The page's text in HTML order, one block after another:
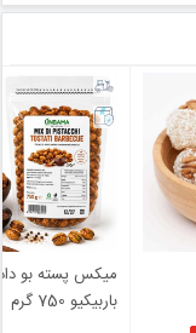
میکس پسته بو
باربیکیو 750 گرم